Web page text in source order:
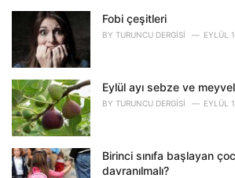
e
:
Fobi çeşitleri
BY TURUNCU DERGISI EYLÜL
Eylül ayı sebze ve
BY TURUNCU DERGISI EYLÜL
Birinci sınıfa başlayan
davranılmalı?